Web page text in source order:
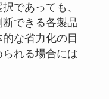
であっても、
できる各製品
な省力化の目
れる場合には